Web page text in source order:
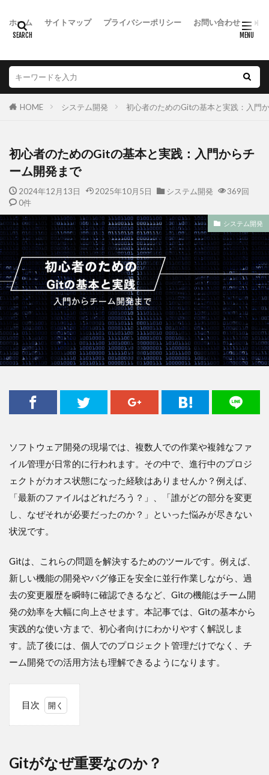
ホーム サイトマップ プライバシーポリシー お問い合わせ
HOME システム開発 初心者のためのGitの基本と実践：入門
初心者のためのGitの基本と実践：入門からチ
ーム開発まで
2024年12月13日 2025年10月5日 システム開発
369回
0件
システム開発
ソフトウェア開発の現場では、複数人での作業や複雑なファ
イル管理が日常的に行われます。その中で、進行中のプロジ
ェクトがカオス状態になった経験はありませんか？例えば、
「最新のファイルはどれだろう？」、「誰がどの部分を変更
し、なぜそれが必要だったのか？」といった悩みが尽きない
状況です。
Gitは、これらの問題を解決するためのツールです。例えば、
新しい機能の開発やバグ修正を安全に並行作業しながら、過
去の変更履歴を瞬時に確認できるなど、Gitの機能はチーム開
発の効率を大幅に向上させます。本記事では、Gitの基本から
実践的な使い方まで、初心者向けにわかりやすく解説しま
す。読了後には、個人でのプロジェクト管理だけでなく、チ
ーム開発での活用方法も理解できるようになります。
目次
ぜ重
要な
Gitがなぜ重要なのか？